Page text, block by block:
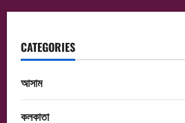
CATEGORIES
আসাম
কলকাতা